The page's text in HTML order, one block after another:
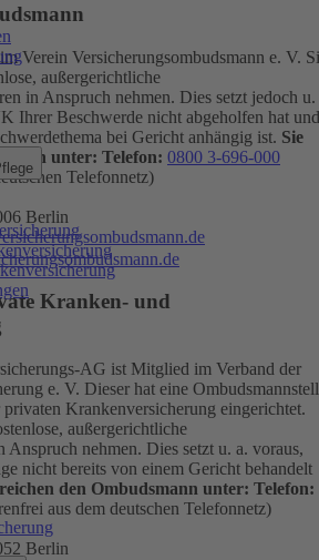
Verein Versicherungsombudsmann e. V.
außergerichtliche
in Anspruch nehmen. Dies setzt jedoch u.
Ihrer Beschwerde nicht abgeholfen hat und
bei Gericht anhängig ist. Sie
unter: Telefon: 0800 3-696-000
Telefonnetz)
Berlin
Kranken- und
AG ist Mitglied im Verband der
e. V. Dieser hat eine
Krankenversicherung eingerichtet.
außergerichtliche
Anspruch nehmen. Dies setzt u. a. voraus,
nicht bereits von einem Gericht behandelt
den Ombudsmann unter: Telefon:
aus dem deutschen Telefonnetz)
Berlin